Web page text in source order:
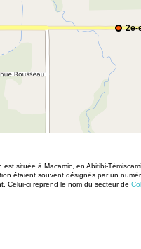
2e-
est située à Macamic, en Abitibi-
étaient souvent désignés par un
Celui-ci reprend le nom du secteur de